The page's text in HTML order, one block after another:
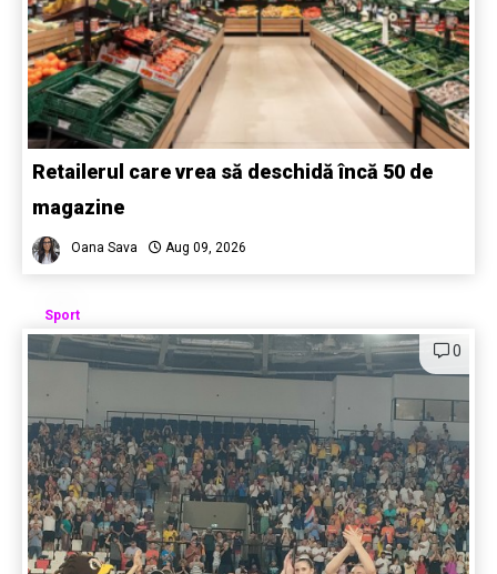
Retailerul care vrea să deschidă încă 50 de
magazine
Oana Sava Aug 09, 2026
Sport
0